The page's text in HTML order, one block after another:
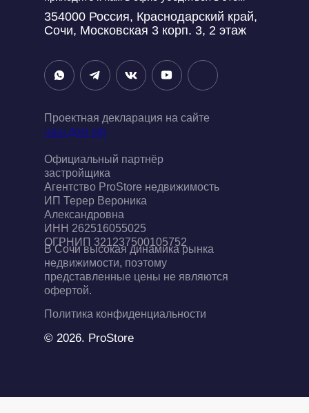
Политика конфиденциальности
354000 Россия, Краснодарский край,
Сочи, Московская 3 корп. 3, 2 этаж
В Сочи высокая динамика рынка
недвижимости, поэтому
представленные цены не являются
офертой.
© 2026. ProStore
Проектная декларация на сайте
наш.дом.рф
Официальный партнёр
застройщика
Агентство ProStore недвижимость
ИП Терер Вероника
Александровна
ИНН 262516055025
ОГРНИП 321237500105752